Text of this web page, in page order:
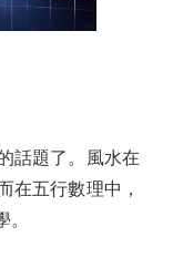
題了。風水在
在五行數理中，